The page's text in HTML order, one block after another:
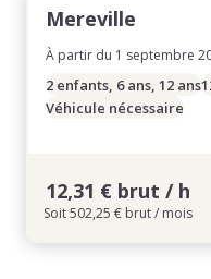
Mereville
À partir du 1 septembre
2 enfants, 6 ans, 12 ans
Véhicule nécessaire
12,31 € brut / h
Soit 502,25 € brut / mois